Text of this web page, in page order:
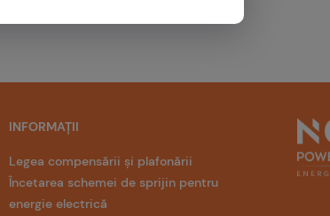
INFORMAȚII
Legea compensării și plafonării
Încetarea schemei de sprijin pentru
energie electrică